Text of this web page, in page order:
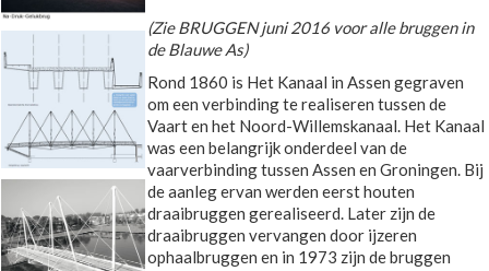
(Zie BRUGGEN juni 2016 voor alle bruggen in
de Blauwe As)
Rond 1860 is Het Kanaal in Assen gegraven
om een verbinding te realiseren tussen de
Vaart en het Noord-Willemskanaal. Het Kanaal
was een belangrijk onderdeel van de
vaarverbinding tussen Assen en Groningen. Bij
de aanleg ervan werden eerst houten
draaibruggen gerealiseerd. Later zijn de
draaibruggen vervangen door ijzeren
ophaalbruggen en in 1973 zijn de bruggen